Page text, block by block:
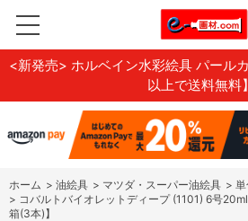
<新発売> ホルベイン水彩絵具 パール
以上で送料無料】
ホーム > 油絵具 > マツダ・スーパー油絵具 >
> コバルトバイオレットディープ (1101) 6号
箱(3本)】